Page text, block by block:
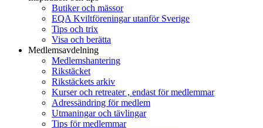
Butiker och mässor
EQA Kviltföreningar utanför Sverige
Tips och trix
Visa och berätta
Medlemsavdelning
Medlemshantering
Rikstäcket
Rikstäckets arkiv
Kurser och retreater , endast för medlemmar
Adressändring för medlem
Utmaningar och tävlingar
Tips för medlemmar